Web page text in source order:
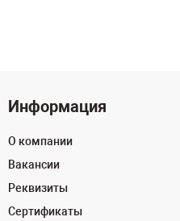
Информация
О компании
Вакансии
Реквизиты
Сертификаты